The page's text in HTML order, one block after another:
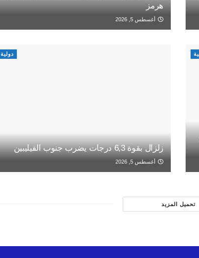
هرمز
أغسطس 5, 2026
دولية
زلزال بقوة 6,3 درجات يضرب جنوب الفيليبين
أغسطس 5, 2026
تحميل المزيد